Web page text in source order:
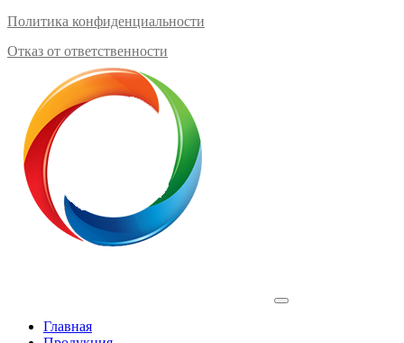
Политика конфиденциальности
Отказ от ответственности
Главная